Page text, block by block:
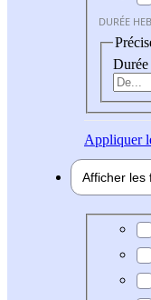
DURÉE
Appliquer
Afficher les